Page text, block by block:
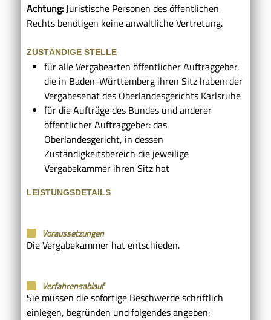
Achtung: Juristische Personen des öffentlichen
Rechts benötigen keine anwaltliche Vertretung.
ZUSTÄNDIGE STELLE
für alle Vergabearten öffentlicher Auftraggeber,
die in Baden-Württemberg ihren Sitz haben: der
Vergabesenat des Oberlandesgerichts Karlsruhe
für die Aufträge des Bundes und anderer
öffentlicher Auftraggeber: das
Oberlandesgericht, in dessen
Zuständigkeitsbereich die jeweilige
Vergabekammer ihren Sitz hat
LEISTUNGSDETAILS
Voraussetzungen
Die Vergabekammer hat entschieden.
Verfahrensablauf
Sie müssen die sofortige Beschwerde schriftlich
einlegen, begründen und folgendes angeben: